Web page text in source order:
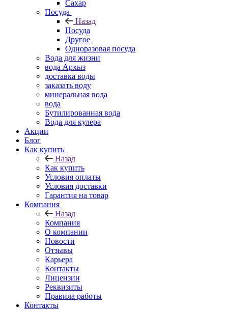
Сахар
Посуда
Назад
Посуда
Другое
Одноразовая посуда
Вода для жизни
вода Архыз
доставка воды
заказать воду
минеральная вода
вода
Бутилированная вода
Вода для кулера
Акции
Блог
Как купить
Назад
Как купить
Условия оплаты
Условия доставки
Гарантия на товар
Компания
Назад
Компания
О компании
Новости
Отзывы
Карьера
Контакты
Лицензии
Реквизиты
Правила работы
Контакты